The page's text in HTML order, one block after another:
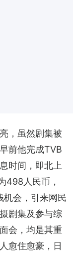
，虽然剧集被
前他完成TVB
时间，即北上
498人民币，
会，引来网民
剧集及参与综
会，均是其重
愈住愈豪，日